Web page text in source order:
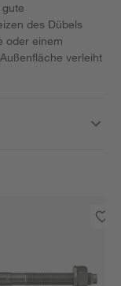
des Dübels
oder einem
verleiht